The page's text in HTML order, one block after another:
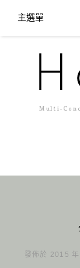
主選單
發佈於 2015